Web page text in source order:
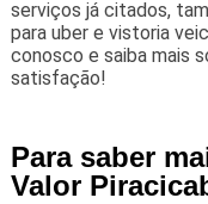
serviços já citados,
para uber e vistoria
conosco e saiba mais
satisfação!
Para saber
Valor